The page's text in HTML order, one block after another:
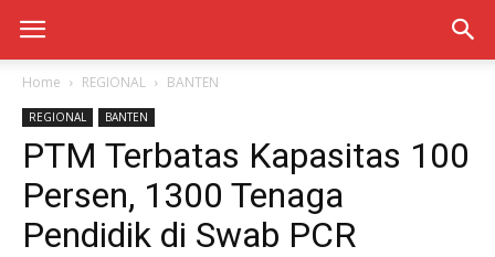
Home REGIONAL BANTEN
REGIONAL BANTEN
PTM Terbatas Kapasitas 100
Persen, 1300 Tenaga
Pendidik di Swab PCR